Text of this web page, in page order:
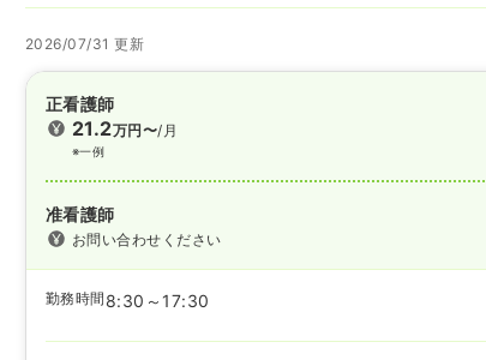
2026/07/31 更新
正看護師
21.2万円〜/月
※一例
准看護師
お問い合わせください
勤務時間 8:30～17:30